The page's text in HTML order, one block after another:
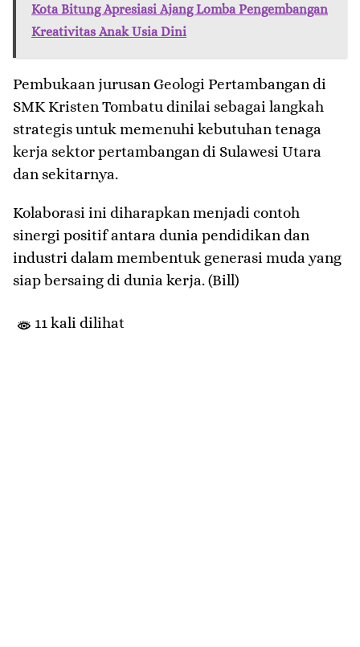
Kota Bitung Apresiasi Ajang Lomba Pengembangan
Kreativitas Anak Usia Dini
Pembukaan jurusan Geologi Pertambangan di
SMK Kristen Tombatu dinilai sebagai langkah
strategis untuk memenuhi kebutuhan tenaga
kerja sektor pertambangan di Sulawesi Utara
dan sekitarnya.
Kolaborasi ini diharapkan menjadi contoh
sinergi positif antara dunia pendidikan dan
industri dalam membentuk generasi muda yang
siap bersaing di dunia kerja. (Bill)
11 kali dilihat